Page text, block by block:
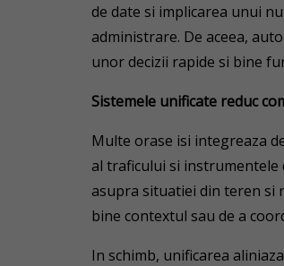
de date si implicarea unui
administrare. De aceea,
unor decizii rapide si bine
Sistemele unificate reduc
Multe orase isi integreaza
al traficului si instrumentele
asupra situatiei din teren si
bine contextul sau de a
In schimb, unificarea